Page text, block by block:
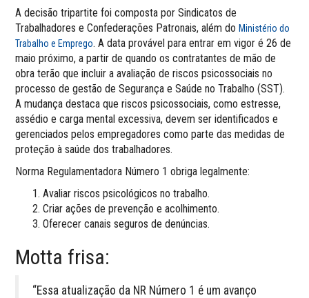
A decisão tripartite foi composta por Sindicatos de
Trabalhadores e Confederações Patronais, além doMinistério do
Trabalho e Emprego. A data provável para entrar em vigor é 26 de
maio próximo, a partir de quando os contratantes de mão de
obra terão que incluir a avaliação de riscos psicossociais no
processo de gestão de Segurança e Saúde no Trabalho (SST).
A mudança destaca que riscos psicossociais, como estresse,
assédio e carga mental excessiva, devem ser identificados e
gerenciados pelos empregadores como parte das medidas de
proteção à saúde dos trabalhadores.
Norma Regulamentadora Número 1 obriga legalmente:
Avaliar riscos psicológicos no trabalho.
Criar ações de prevenção e acolhimento.
Oferecer canais seguros de denúncias.
Motta frisa:
“Essa atualização da NR Número 1 é um avanço